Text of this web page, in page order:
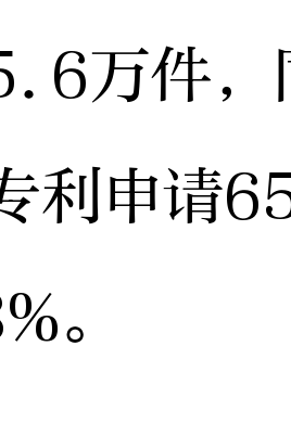
万件
利申请
。